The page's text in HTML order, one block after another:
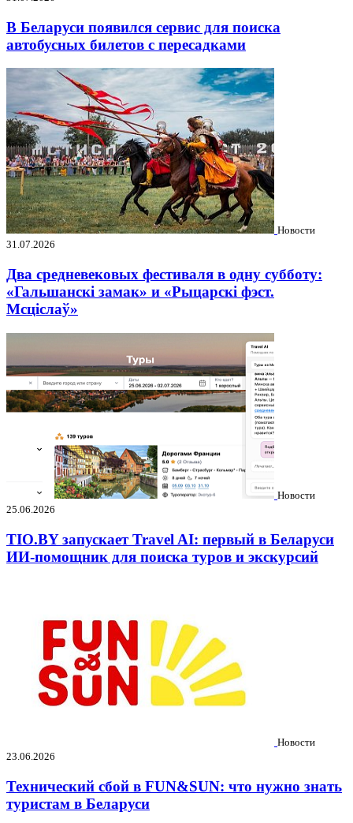
В Беларуси появился сервис для поиска
автобусных билетов с пересадками
Новости
31.07.2026
Два средневековых фестиваля в одну субботу:
«Гальшанскі замак» и «Рыцарскі фэст.
Мсціслаў»
Новости
25.06.2026
TIO.BY запускает Travel AI: первый в Беларуси
ИИ-помощник для поиска туров и экскурсий
Новости
23.06.2026
Технический сбой в FUN&SUN: что нужно знать
туристам в Беларуси